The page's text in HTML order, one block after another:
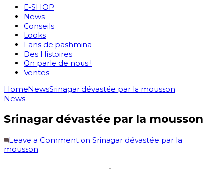
E-SHOP
News
Conseils
Looks
Fans de pashmina
Des Histoires
On parle de nous !
Ventes
HomeNewsSrinagar dévastée par la mousson
News
Srinagar dévastée par la mousson
Leave a Comment on Srinagar dévastée par la
mousson